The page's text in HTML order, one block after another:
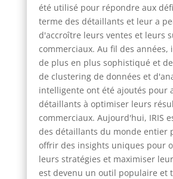
été utilisé pour répondre aux
terme des détaillants et leur a
d'accroître leurs ventes et leurs
commerciaux. Au fil des années,
de plus en plus sophistiqué et
de clustering de données et
intelligente ont été ajoutés pour
détaillants à optimiser leurs
commerciaux. Aujourd'hui, IRIS
des détaillants du monde entier
offrir des insights uniques pour
leurs stratégies et maximiser
est devenu un outil populaire et